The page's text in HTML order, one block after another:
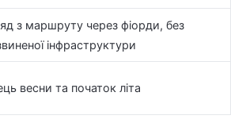
з маршруту через фіорди, без
інфраструктури
весни та початок літа